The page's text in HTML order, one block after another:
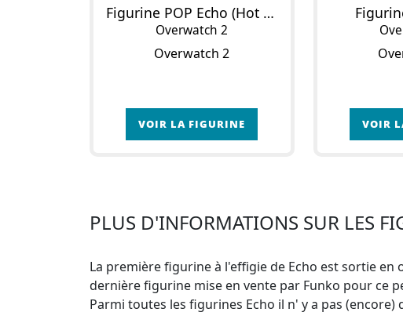
Figurine POP Echo (Hot Rod)
Overwatch 2
Overwatch 2
VOIR LA FIGURINE VOIR
PLUS D'INFORMATIONS SUR LES
La première figurine à l'effigie de Echo est sortie en
dernière figurine mise en vente par Funko pour ce
Parmi toutes les figurines Echo il n' y a pas (encore)